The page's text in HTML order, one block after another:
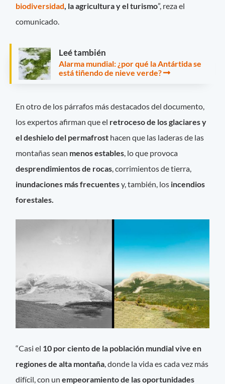
biodiversidad , la agricultura y el turismo”, reza el
comunicado.
Leé también
Alarma mundial: ¿por qué la Antártida se
está tiñendo de nieve verde?
En otro de los párrafos más destacados del documento,
los expertos afirman que el retroceso de los glaciares y
el deshielo del permafrost hacen que las laderas de las
montañas sean menos estables, lo que provoca
desprendimientos de rocas, corrimientos de tierra,
inundaciones más frecuentesy, también, los incendios
forestales.
“Casi el 10 por ciento de la población mundial vive en
regiones de alta montaña, donde la vida es cada vez más
difícil, con unempeoramiento de las oportunidades